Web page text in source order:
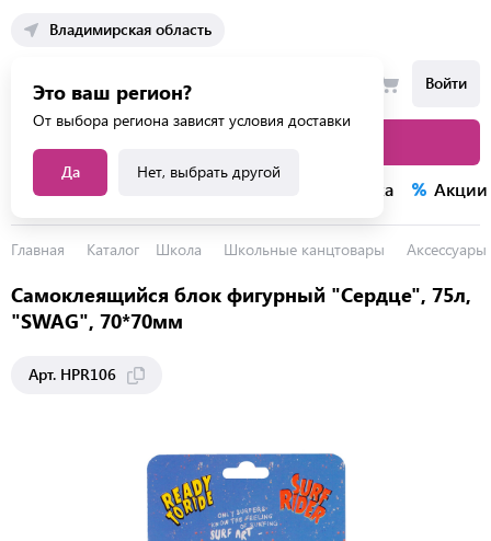
Владимирская область
Это ваш регион?
От выбора региона зависят условия доставки
Да Нет, выбрать другой
Войти
Каталог услуг Распродажа Акции
Главная Каталог Школа Школьные канцтовары
Самоклеящийся блок фигурный "Сердце", 75л,
"SWAG", 70*70мм
Арт. HPR106